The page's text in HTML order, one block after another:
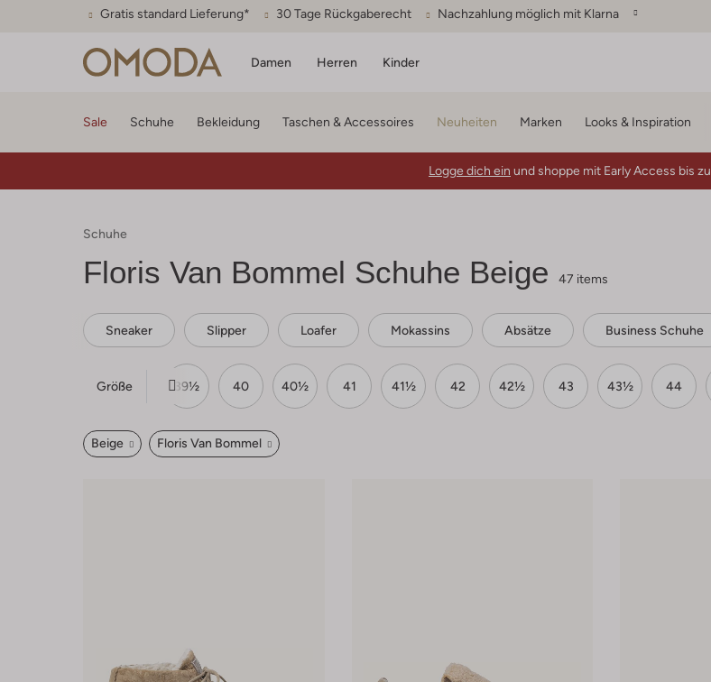
Gratis standard Lieferung* 30 Tage Rückgaberecht Nachzahlung möglich mit Klarna
Damen Herren Kinder
Sale Schuhe Bekleidung Taschen & Accessoires Neuheiten Marken Looks & Inspiration
Logge dich ein und shoppe mit Early Access bis zu
Schuhe
Floris Van Bommel Schuhe Beige 47 items
Sneaker Slipper Loafer Mokassins Absätze Business Schuhe
Größe
39 39½ 40 40½ 41 41½ 42 42½ 43 43½ 44
Beige Floris Van Bommel